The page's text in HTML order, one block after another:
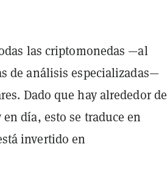
las criptomonedas —al
de análisis especializadas—
Dado que hay alrededor de
día, esto se traduce en
invertido en